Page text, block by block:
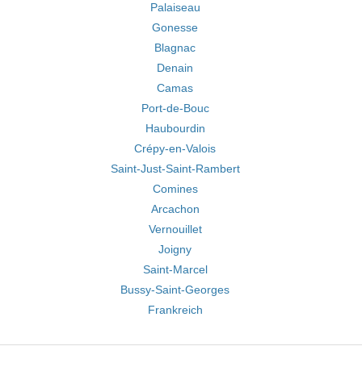
Palaiseau
Gonesse
Blagnac
Denain
Camas
Port-de-Bouc
Haubourdin
Crépy-en-Valois
Saint-Just-Saint-Rambert
Comines
Arcachon
Vernouillet
Joigny
Saint-Marcel
Bussy-Saint-Georges
Frankreich